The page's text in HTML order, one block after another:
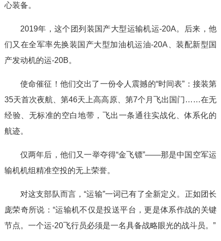
心装备。
2019年，这个团列装国产大型运输机运-20A。后来，他
们又在全军率先换装国产大型加油机运油-20A、装配新型国
产发动机的运-20B。
使命催征！他们交出了一份令人震撼的“时间表”：接装第
35天首次夜航、第46天上高高原、第7个月飞出国门……在无
经验、无标准的空白地带，飞出一条通往实战化、体系化的
航迹。
仅两年后，他们又一举夺得“金飞镖”——那是中国空军运
输机机组精准空投的无上荣誉。
对这支部队而言，“运输”一词已有了全新定义。正如团长
庞荣奇所说：“运输机不仅是投送平台，更是体系作战的关键
节点。一个运-20飞行员必须是一名具备战略眼光的战斗员。”